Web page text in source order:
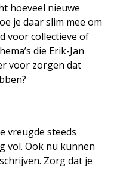
hoeveel nieuwe
je daar slim mee om
voor collectieve of
die Erik-Jan
voor zorgen dat
vreugde steeds
vol. Ook nu kunnen
Zorg dat je